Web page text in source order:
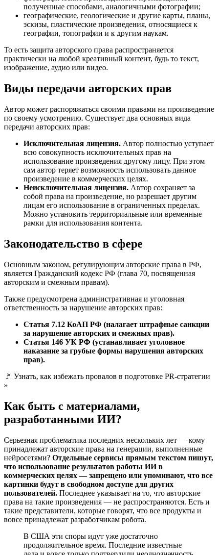
полученные способами, аналогичными фотографии;
географические, геологические и другие карты, планы,
эскизы, пластические произведения, относящиеся к
географии, топографии и к другим наукам.
То есть защита авторского права распространяется
практически на любой креативный контент, будь то текст,
изображение, аудио или видео.
Виды передачи авторских прав
Автор может распоряжаться своими правами на произведение
по своему усмотрению. Существует два основных вида
передачи авторских прав:
Исключительная лицензия. Автор полностью уступает
всю совокупность исключительных прав на
использование произведения другому лицу. При этом
сам автор теряет возможность использовать данное
произведение в коммерческих целях.
Неисключительная лицензия. Автор сохраняет за
собой права на произведение, но разрешает другим
лицам его использование в ограниченных пределах.
Можно установить территориальные или временные
рамки для использования контента.
Законодательство в сфере
Основным законом, регулирующим авторские права в РФ,
является Гражданский кодекс РФ (глава 70, посвященная
авторским и смежным правам).
Также предусмотрена административная и уголовная
ответственность за нарушение авторских прав:
Статья 7.12 КоАП РФ (налагает штрафные санкции
за нарушение авторских и смежных прав).
Статья 146 УК РФ (устанавливает уголовное
наказание за грубые формы нарушения авторских
прав).
🚩 Узнать, как избежать провалов в подготовке PR-стратегии
»
Как быть с материалами,
разработанными ИИ?
Серьезная проблематика последних нескольких лет — кому
принадлежат авторские права на генерации, выполненные
нейросетями? Отдельные сервисы прямым текстом пишут,
что использование результатов работы ИИ в
коммерческих целях — запрещено или упоминают, что все
картинки будут в свободном доступе для других
пользователей. Последнее указывает на то, что авторские
права на такие произведения — не распространяются. Есть и
такие представители, которые говорят, что все продукты и
вовсе принадлежат разработчикам робота.
В США эти споры идут уже достаточно
продолжительное время. Последние известные